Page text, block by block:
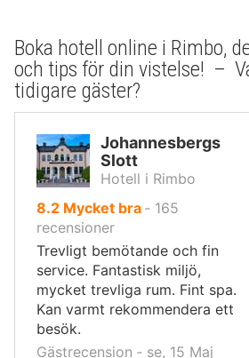
Boka hotell online i Rimbo,
och tips för din vistelse! –
tidigare gäster?
Johannesbergs
Slott
Hotell i Rimbo
8.2 av
10,
Mycket bra ‐ 165
recensioner
Trevligt bemötande och fin
service. Fantastisk miljö,
mycket trevliga rum. Fint spa.
Kan varmt rekommendera ett
besök.
Gästrecension ‐ se, 15 Maj